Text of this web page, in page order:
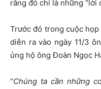
rằng đó chỉ là những “lời
Trước đó trong cuộc
diễn ra vào ngày 11/3
ủng hộ ông Đoàn Ngọc
“Chúng ta cần những